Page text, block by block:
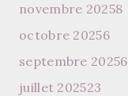
novembre 20258
octobre 20256
septembre 20256
juillet 202523